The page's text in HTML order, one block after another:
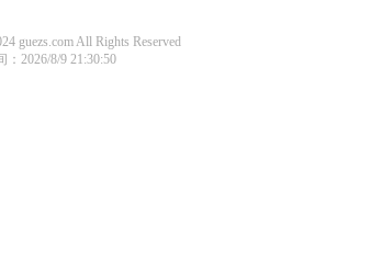
guezs.com All Rights Reserved
：2026/8/9 21:30:50